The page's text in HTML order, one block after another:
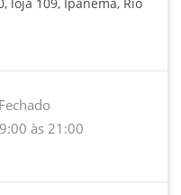
Fechado
às 21:00